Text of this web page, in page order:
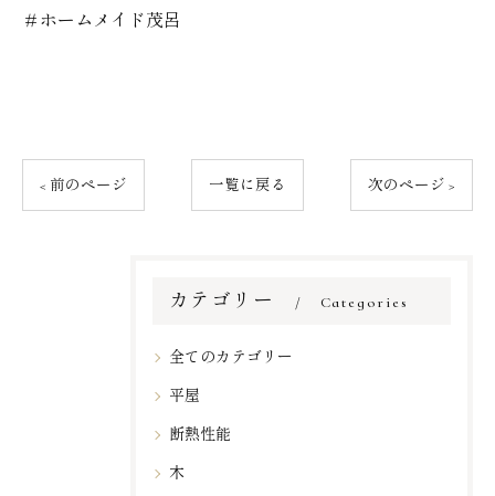
＃ホームメイド茂呂
< 前のページ 一覧に戻る 次のページ >
カテゴリー Categories
全てのカテゴリー
平屋
断熱性能
木